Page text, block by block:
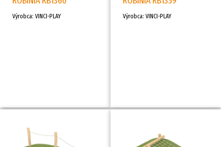
Výrobca: VINCI-PLAY Výrobca: VINCI-PLAY